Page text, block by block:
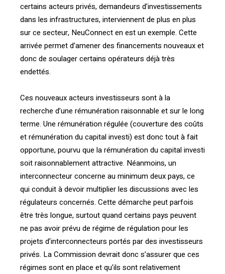
certains acteurs privés, demandeurs d’investissements
dans les infrastructures, interviennent de plus en plus
sur ce secteur, NeuConnect en est un exemple. Cette
arrivée permet d’amener des financements nouveaux et
donc de soulager certains opérateurs déjà très
endettés.
Ces nouveaux acteurs investisseurs sont à la
recherche d’une rémunération raisonnable et sur le long
terme. Une rémunération régulée (couverture des coûts
et rémunération du capital investi) est donc tout à fait
opportune, pourvu que la rémunération du capital investi
soit raisonnablement attractive. Néanmoins, un
interconnecteur concerne au minimum deux pays, ce
qui conduit à devoir multiplier les discussions avec les
régulateurs concernés. Cette démarche peut parfois
être très longue, surtout quand certains pays peuvent
ne pas avoir prévu de régime de régulation pour les
projets d’interconnecteurs portés par des investisseurs
privés. La Commission devrait donc s’assurer que ces
régimes sont en place et qu’ils sont relativement